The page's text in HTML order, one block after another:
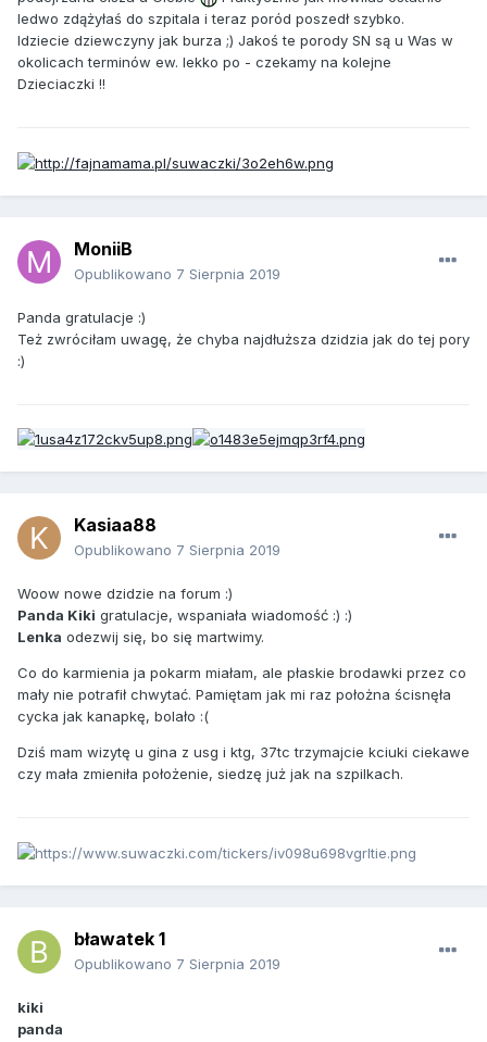
ledwo zdążyłaś do szpitala i teraz poród poszedł szybko.
Idziecie dziewczyny jak burza ;) Jakoś te porody SN są u Was w
okolicach terminów ew. lekko po - czekamy na kolejne
Dzieciaczki !!
MoniiB
Opublikowano 7 Sierpnia 2019
Panda gratulacje :)
Też zwróciłam uwagę, że chyba najdłuższa dzidzia jak do tej pory
:)
Kasiaa88
Opublikowano 7 Sierpnia 2019
Woow nowe dzidzie na forum :)
Panda Kiki gratulacje, wspaniała wiadomość :) :)
Lenka odezwij się, bo się martwimy.
Co do karmienia ja pokarm miałam, ale płaskie brodawki przez co
mały nie potrafił chwytać. Pamiętam jak mi raz położna ścisnęła
cycka jak kanapkę, bolało :(
Dziś mam wizytę u gina z usg i ktg, 37tc trzymajcie kciuki ciekawe
czy mała zmieniła położenie, siedzę już jak na szpilkach.
bławatek 1
Opublikowano 7 Sierpnia 2019
kiki
panda